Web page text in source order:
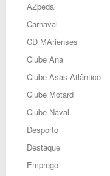
AZpedal
Carnaval
CD MArienses
Clube Ana
Clube Asas Atlântico
Clube Motard
Clube Naval
Desporto
Destaque
Emprego